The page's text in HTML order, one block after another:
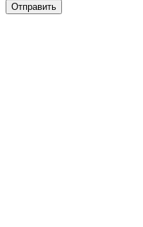
Отправить